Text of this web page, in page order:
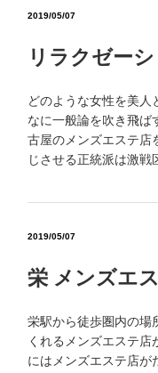
2019/05/07
リラクゼー
どのような女性を美人
なに一般論を吹き飛ば
古屋のメンズエステ店
じさせる正統派は激
2019/05/07
栄 メンズエ
栄駅から徒歩圏内の場
くれるメンズエステ
にはメンズエステ店が